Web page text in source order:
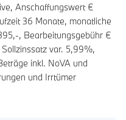
Anschaffungswert €
36 Monate, monatliche
,-, Bearbeitungsgebühr €
var. 5,99%,
inkl. NoVA und
und Irrtümer